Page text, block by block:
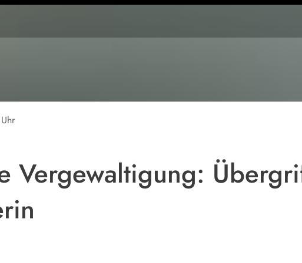
Vergewaltigung: